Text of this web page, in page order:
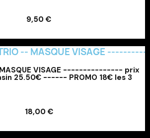
9,50 €
Ajouter au panier
VISAGE --------------- prix
25.50€ ------ PROMO 18€ les 3
18,00 €
Ajouter au panier